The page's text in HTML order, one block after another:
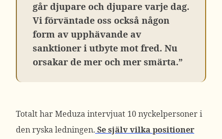
går djupare och djupare varje dag.
Vi förväntade oss också någon
form av upphävande av
sanktioner i utbyte mot fred. Nu
orsakar de mer och mer smärta.”
Totalt har Meduza intervjuat 10 nyckelpersoner i
den ryska ledningen. Se själv vilka positioner